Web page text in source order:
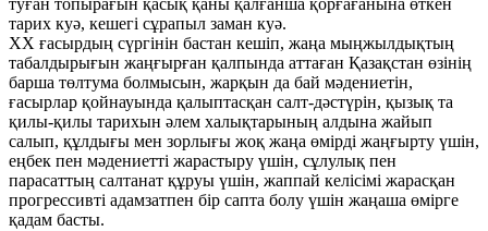
туған топырағын қасық қаны қалғанша қорғағанына өткен
тарих куә, кешегі сұрапыл заман куә.
XX ғасырдың сүргінін бастан кешіп, жаңа мыңжылдықтың
табалдырығын жаңғырған қалпында аттаған Қазақстан өзінің
барша төлтума болмысын, жарқын да бай мәдениетін,
ғасырлар қойнауында қалыптасқан салт-дәстүрін, қызық та
қилы-қилы тарихын әлем халықтарының алдына жайып
салып, құлдығы мен зорлығы жоқ жаңа өмірді жаңғырту үшін,
еңбек пен мәдениетті жарастыру үшін, сұлулық пен
парасаттың салтанат құруы үшін, жаппай келісімі жарасқан
прогрессивті адамзатпен бір сапта болу үшін жаңаша өмірге
қадам басты.